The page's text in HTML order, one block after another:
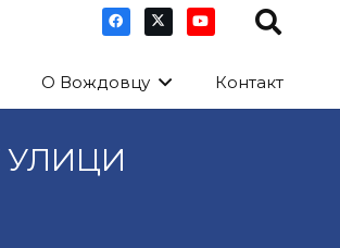
О Вождовцу Контакт
УЛИЦИ